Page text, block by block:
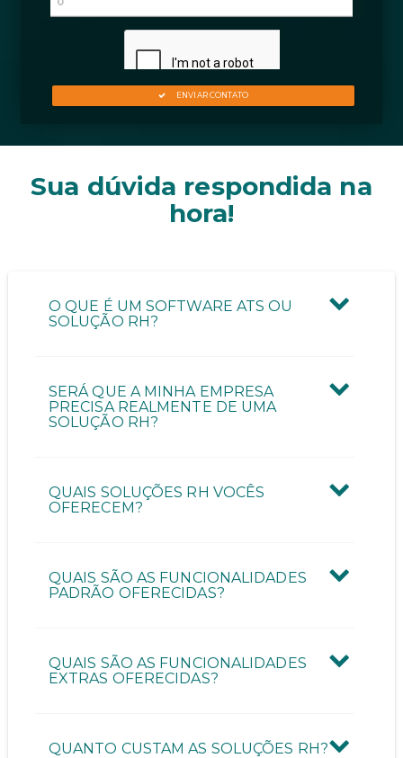
Quantas pessoas vão utilizar a ferramenta?
ENVIAR CONTATO
Sua dúvida respondida na
hora!
O QUE É UM SOFTWARE ATS OU
SOLUÇÃO RH?
SERÁ QUE A MINHA EMPRESA
PRECISA REALMENTE DE UMA
SOLUÇÃO RH?
QUAIS SOLUÇÕES RH VOCÊS
OFERECEM?
QUAIS SÃO AS FUNCIONALIDADES
PADRÃO OFERECIDAS?
QUAIS SÃO AS FUNCIONALIDADES
EXTRAS OFERECIDAS?
QUANTO CUSTAM AS SOLUÇÕES RH?